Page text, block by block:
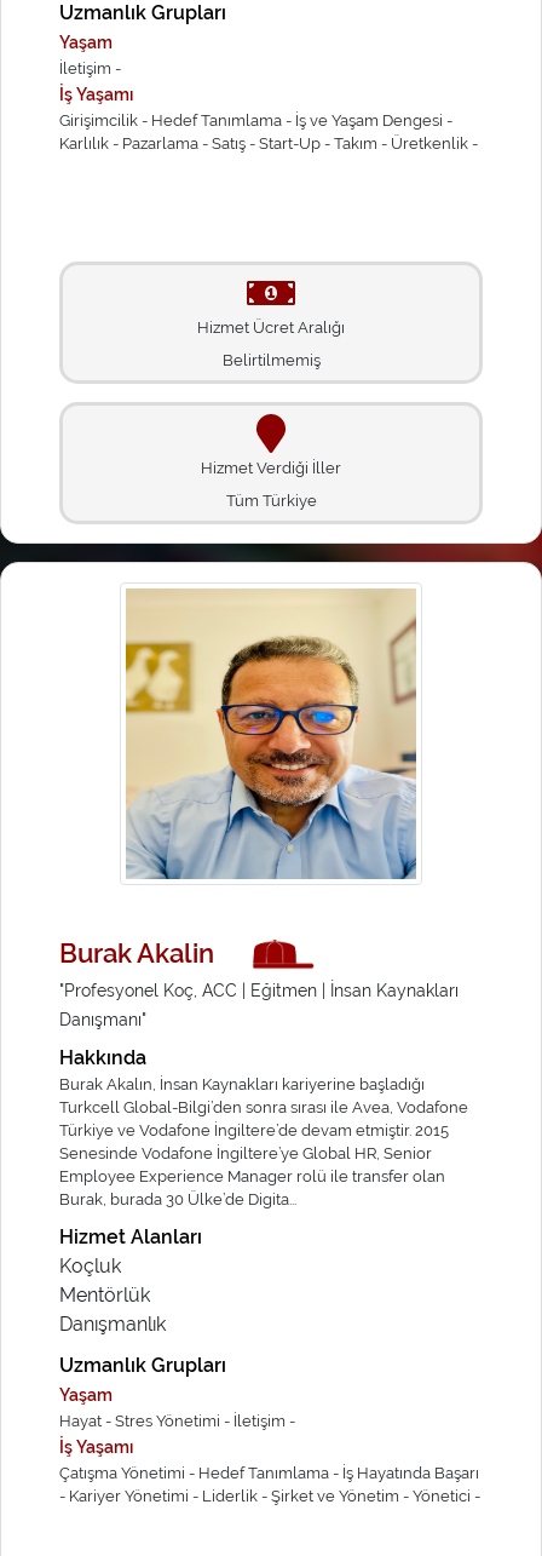
Uzmanlık Grupları
Yaşam
İletişim -
İş Yaşamı
Girişimcilik - Hedef Tanımlama - İş ve Yaşam Dengesi -
Karlılık - Pazarlama - Satış - Start-Up - Takım - Üretkenlik -
Hizmet Ücret Aralığı
Belirtilmemiş
Hizmet Verdiği İller
Tüm Türkiye
Burak Akalin
"Profesyonel Koç, ACC | Eğitmen | İnsan Kaynakları
Danışmanı"
Hakkında
Burak Akalın, İnsan Kaynakları kariyerine başladığı
Turkcell Global-Bilgi’den sonra sırası ile Avea, Vodafone
Türkiye ve Vodafone İngiltere’de devam etmiştir. 2015
Senesinde Vodafone İngiltere’ye Global HR, Senior
Employee Experience Manager rolü ile transfer olan
Burak, burada 30 Ülke’de Digita...
Hizmet Alanları
Koçluk
Mentörlük
Danışmanlık
Uzmanlık Grupları
Yaşam
Hayat - Stres Yönetimi - İletişim -
İş Yaşamı
Çatışma Yönetimi - Hedef Tanımlama - İş Hayatında Başarı
- Kariyer Yönetimi - Liderlik - Şirket ve Yönetim - Yönetici -